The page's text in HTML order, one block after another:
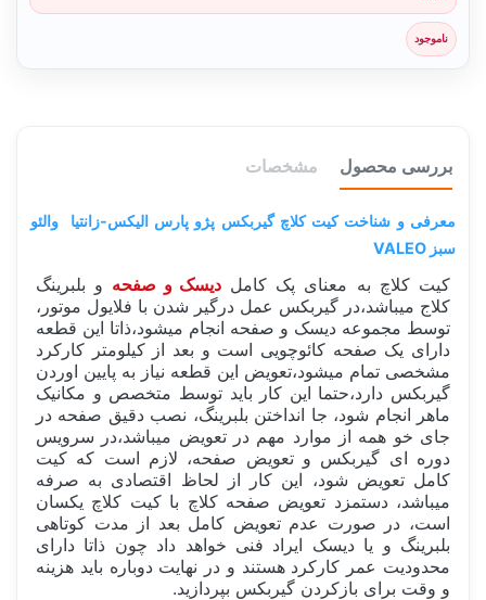
ناموجود
بررسی محصول مشخصات
معرفی و شناخت کیت کلاچ گیربکس پژو پارس الیکس-زانتیا والئو
سبز VALEO
کیت کلاچ به معنای پک کاملدیسک و صفحه و بلبرینگ
کلاج میباشد،در گیربکس عمل درگیر شدن با فلایول موتور،
توسط مجموعه دیسک و صفحه انجام میشود،ذاتا این قطعه
دارای یک صفحه کائوچویی است و بعد از کیلومتر کارکرد
مشخصی تمام میشود،تعویض این قطعه نیاز به پایین اوردن
گیربکس دارد،حتما این کار باید توسط متخصص و مکانیک
ماهر انجام شود، جا انداختن بلبرینگ، نصب دقیق صفحه در
جای خو همه از موارد مهم در تعویض میباشد،در سرویس
دوره ای گیربکس و تعویض صفحه، لازم است که کیت
کامل تعویض شود، این کار از لحاظ اقتصادی به صرفه
میباشد، دستمزد تعویض صفحه کلاچ با کیت کلاچ یکسان
است، در صورت عدم تعویض کامل بعد از مدت کوتاهی
بلبرینگ و یا دیسک ایراد فنی خواهد داد چون ذاتا دارای
محدودیت عمر کارکرد هستند و در نهایت دوباره باید هزینه
و وقت برای بازکردن گیربکس بپردازید.